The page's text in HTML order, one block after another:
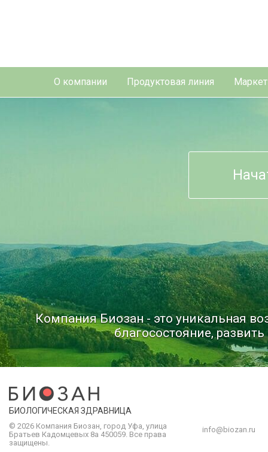
О компании Продуктовая линия
Компания Биозан - это уникальная
благосостояние,
БИОЛОГИЧЕСКАЯ ЗДРАВНИЦА
© 2026 Компания Биозан город Уфа , улица
Братьев Кадомцевых 8а 450059 Все права
защищены.
info@biozan.ru